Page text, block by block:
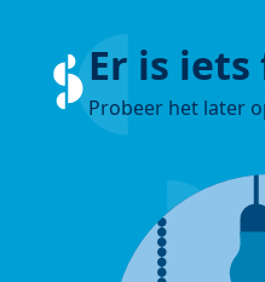
Er is
Probeer het later